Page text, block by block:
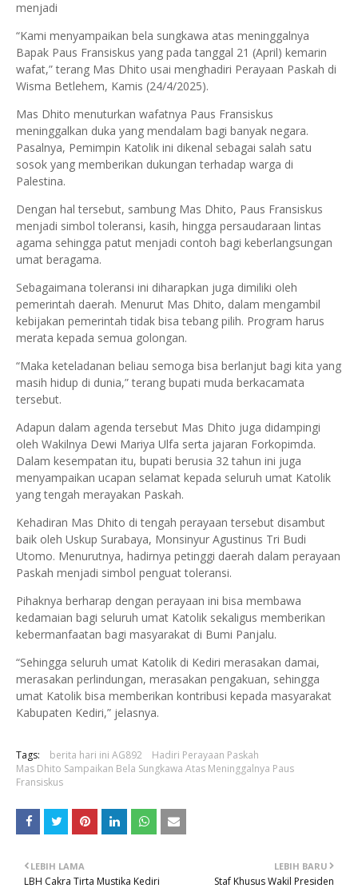
menjadi
“Kami menyampaikan bela sungkawa atas meninggalnya
Bapak Paus Fransiskus yang pada tanggal 21 (April) kemarin
wafat,” terang Mas Dhito usai menghadiri Perayaan Paskah di
Wisma Betlehem, Kamis (24/4/2025).
Mas Dhito menuturkan wafatnya Paus Fransiskus
meninggalkan duka yang mendalam bagi banyak negara.
Pasalnya, Pemimpin Katolik ini dikenal sebagai salah satu
sosok yang memberikan dukungan terhadap warga di
Palestina.
Dengan hal tersebut, sambung Mas Dhito, Paus Fransiskus
menjadi simbol toleransi, kasih, hingga persaudaraan lintas
agama sehingga patut menjadi contoh bagi keberlangsungan
umat beragama.
Sebagaimana toleransi ini diharapkan juga dimiliki oleh
pemerintah daerah. Menurut Mas Dhito, dalam mengambil
kebijakan pemerintah tidak bisa tebang pilih. Program harus
merata kepada semua golongan.
“Maka keteladanan beliau semoga bisa berlanjut bagi kita yang
masih hidup di dunia,” terang bupati muda berkacamata
tersebut.
Adapun dalam agenda tersebut Mas Dhito juga didampingi
oleh Wakilnya Dewi Mariya Ulfa serta jajaran Forkopimda.
Dalam kesempatan itu, bupati berusia 32 tahun ini juga
menyampaikan ucapan selamat kepada seluruh umat Katolik
yang tengah merayakan Paskah.
Kehadiran Mas Dhito di tengah perayaan tersebut disambut
baik oleh Uskup Surabaya, Monsinyur Agustinus Tri Budi
Utomo. Menurutnya, hadirnya petinggi daerah dalam perayaan
Paskah menjadi simbol penguat toleransi.
Pihaknya berharap dengan perayaan ini bisa membawa
kedamaian bagi seluruh umat Katolik sekaligus memberikan
kebermanfaatan bagi masyarakat di Bumi Panjalu.
“Sehingga seluruh umat Katolik di Kediri merasakan damai,
merasakan perlindungan, merasakan pengakuan, sehingga
umat Katolik bisa memberikan kontribusi kepada masyarakat
Kabupaten Kediri,” jelasnya.
Tags: berita hari ini AG892
Hadiri Perayaan Paskah
Mas Dhito Sampaikan Bela Sungkawa Atas Meninggalnya Paus
Fransiskus
LEBIH BARU
Staf Khusus Wakil Presiden
LEBIH LAMA
LBH Cakra Tirta Mustika Kediri